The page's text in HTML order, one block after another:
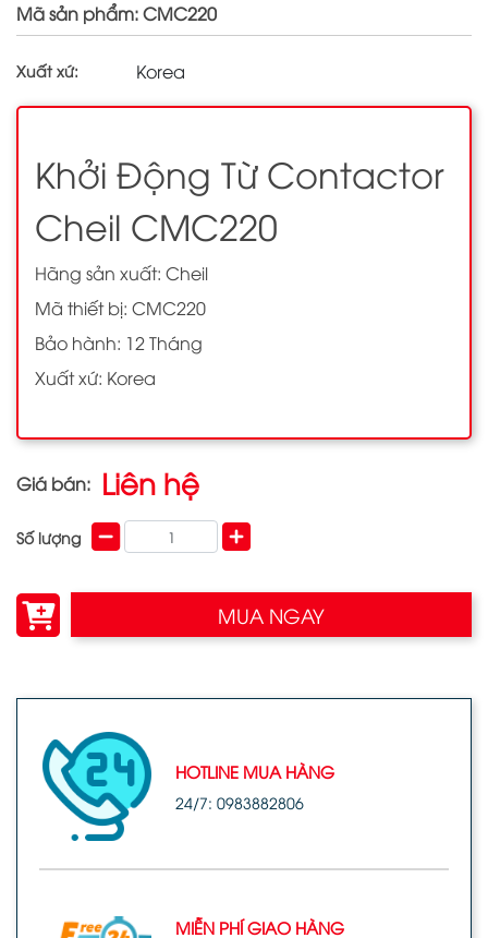
Mã sản phẩm: CMC220
Xuất xứ: Korea
Khởi Động Từ Contactor
Cheil CMC220
Hãng sản xuất: Cheil
Mã thiết bị: CMC220
Bảo hành: 12 Tháng
Xuất xứ: Korea
Giá bán: Liên hệ
Số lượng
MUA NGAY
HOTLINE MUA HÀNG
24/7: 0983882806
MIỄN PHÍ GIAO HÀNG